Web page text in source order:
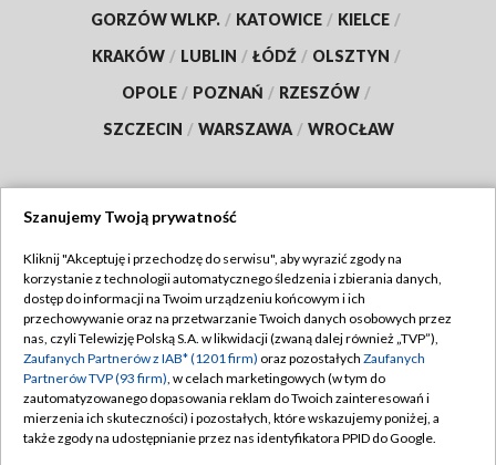
GORZÓW WLKP. / KATOWICE / KIELCE /
KRAKÓW / LUBLIN / ŁÓDŹ / OLSZTYN /
OPOLE / POZNAŃ / RZESZÓW /
SZCZECIN / WARSZAWA / WROCŁAW
TVP
Abonament TVP
Emisja w TVP
Centrum informacji TVP
Naziemna Telewizja Cyfrowa
Regulamin TVP
Polityka prywatności
Moje zgody
Pomoc
Szanujemy Twoją prywatność
Kliknij "Akceptuję i przechodzę do serwisu", aby wyrazić zgody na
korzystanie z technologii automatycznego śledzenia i zbierania danych,
dostęp do informacji na Twoim urządzeniu końcowym i ich
przechowywanie oraz na przetwarzanie Twoich danych osobowych przez
nas, czyli Telewizję Polską S.A. w likwidacji (zwaną dalej również „TVP”),
Zaufanych Partnerów z IAB* (1201 firm) oraz pozostałych Zaufanych
Partnerów TVP (93 firm), w celach marketingowych (w tym do
zautomatyzowanego dopasowania reklam do Twoich zainteresowań i
mierzenia ich skuteczności) i pozostałych, które wskazujemy poniżej, a
także zgody na udostępnianie przez nas identyfikatora PPID do Google.